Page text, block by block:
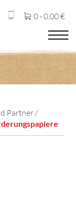
0 -0,00€
Partner/